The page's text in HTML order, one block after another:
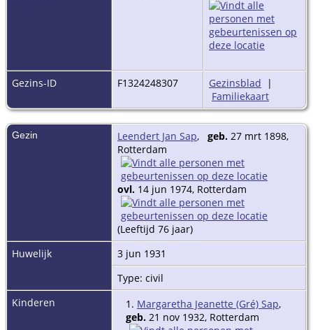
Gezins-ID F1324248307 Gezinsblad |
Familiekaart
Gezin Leendert Jan Sap, geb. 27 mrt 1898,
Rotterdam
ovl. 14 jun 1974, Rotterdam
(Leeftijd 76 jaar)
Huwelijk
3 jun 1931
Type: civil
Kinderen
1. Margaretha Jeanette (Gré) Sap,
geb. 21 nov 1932, Rotterdam